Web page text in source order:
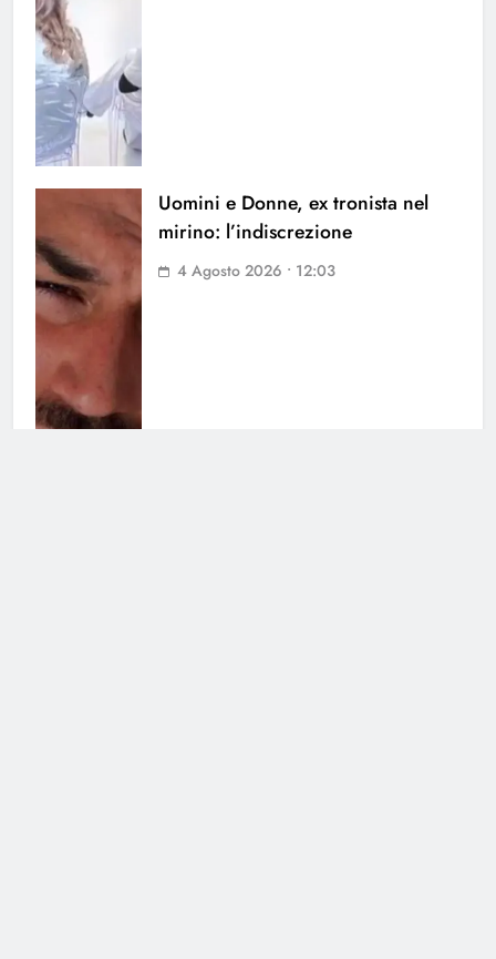
Uomini e Donne, ex tronista nel
mirino: l’indiscrezione
4 Agosto 2026 • 12:03